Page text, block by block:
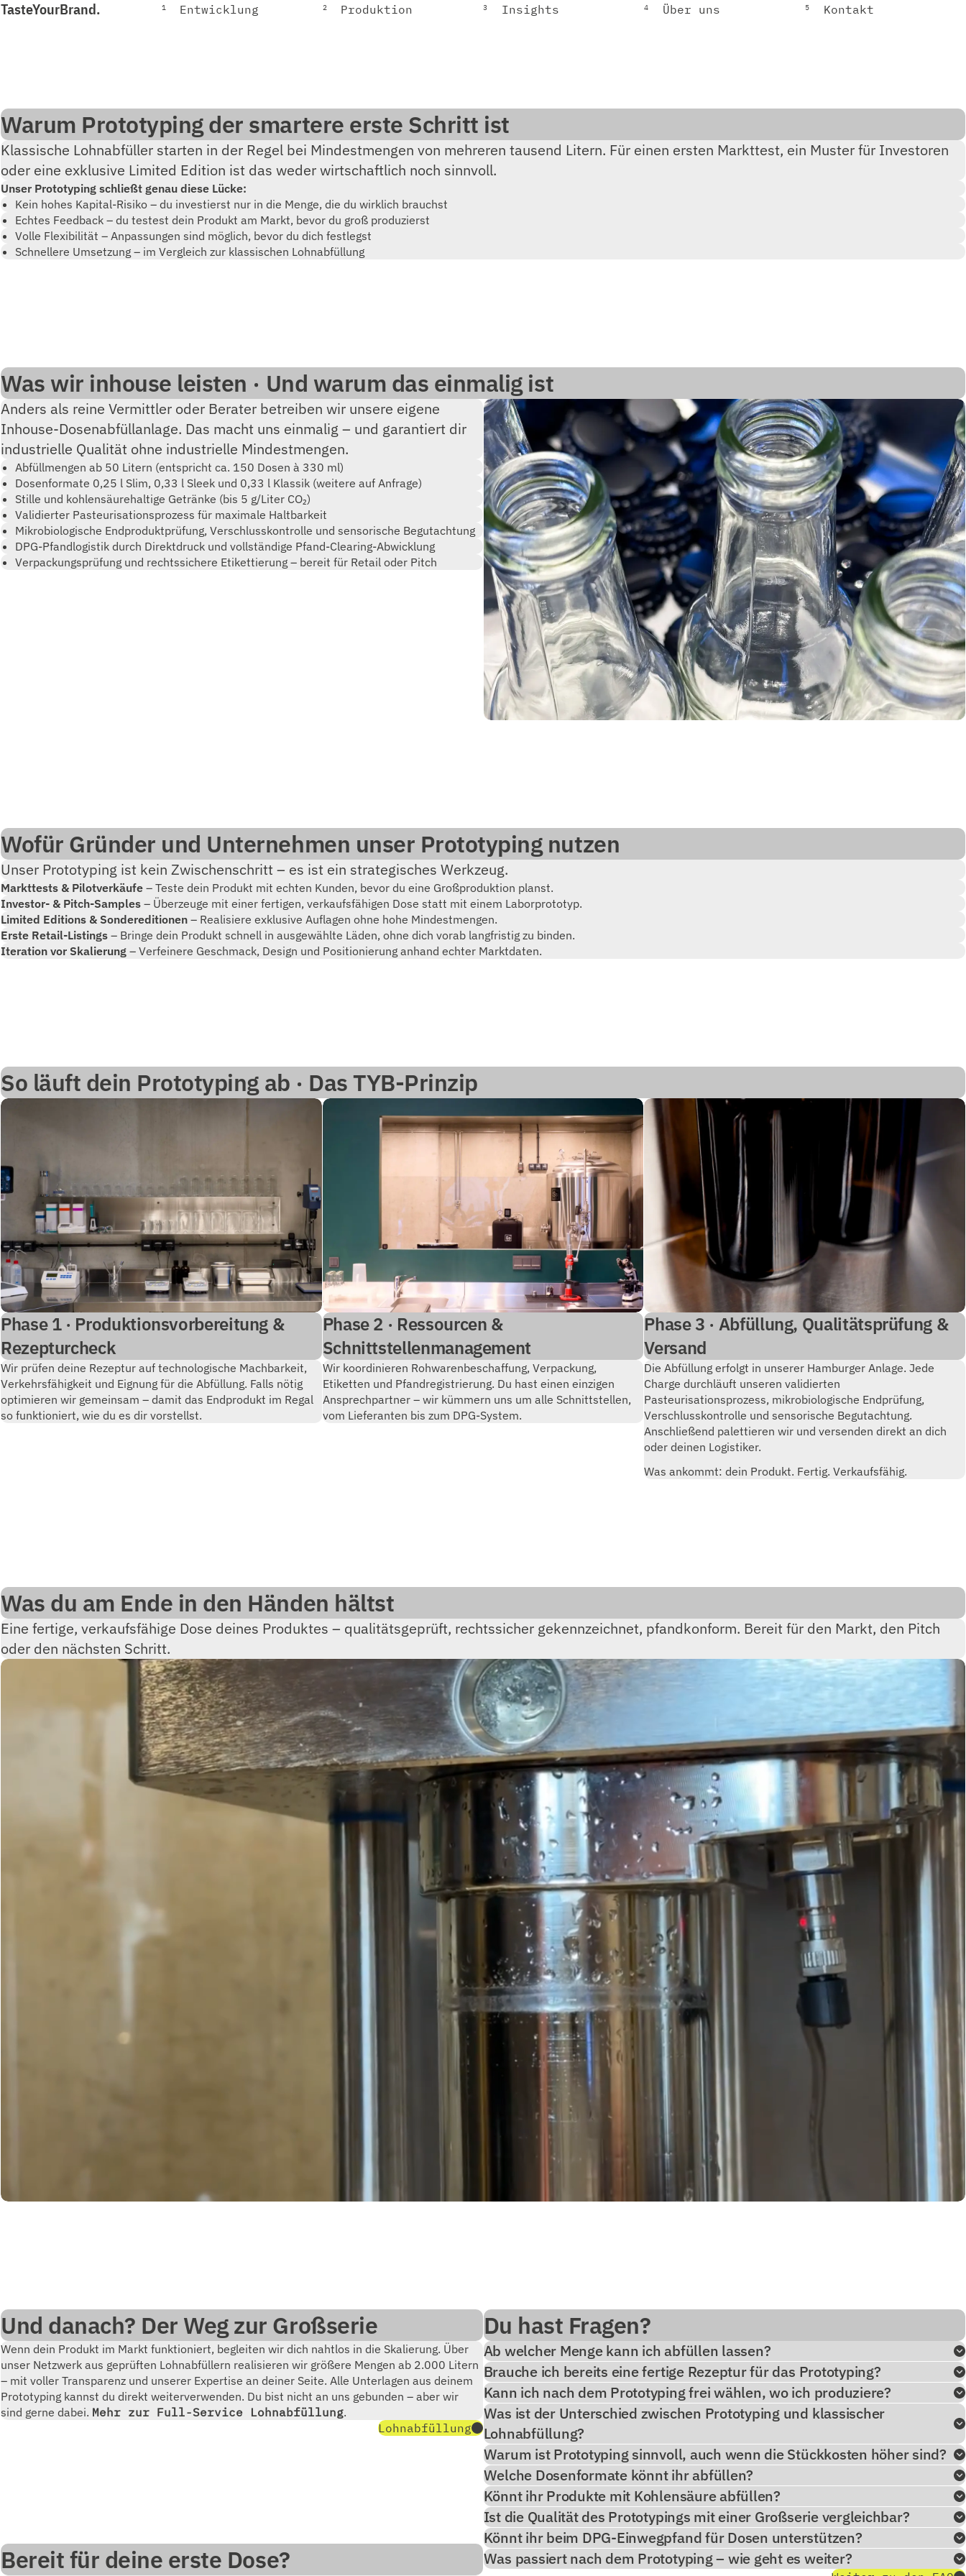
TasteYourBrand. 1 Entwicklung 2 Produktion 3 Insights 4 Über uns 5 Kontakt
Warum Prototyping der smartere erste Schritt ist
Klassische Lohnabfüller starten in der Regel bei Mindestmengen von mehreren tausend Litern. Für einen ersten Markttest, ein Muster für Investoren
oder eine exklusive Limited Edition ist das weder wirtschaftlich noch sinnvoll.
Unser Prototyping schließt genau diese Lücke:
Kein hohes Kapital-Risiko – du investierst nur in die Menge, die du wirklich brauchst
Echtes Feedback – du testest dein Produkt am Markt, bevor du groß produzierst
Volle Flexibilität – Anpassungen sind möglich, bevor du dich festlegst
Schnellere Umsetzung – im Vergleich zur klassischen Lohnabfüllung
Was wir inhouse leisten · Und warum das einmalig ist
Anders als reine Vermittler oder Berater betreiben wir unsere eigene
Inhouse-Dosenabfüllanlage. Das macht uns einmalig – und garantiert dir
industrielle Qualität ohne industrielle Mindestmengen.
Abfüllmengen ab 50 Litern (entspricht ca. 150 Dosen à 330 ml)
Dosenformate 0,25 l Slim, 0,33 l Sleek und 0,33 l Klassik (weitere auf Anfrage)
Stille und kohlensäurehaltige Getränke (bis 5 g/Liter CO₂)
Validierter Pasteurisationsprozess für maximale Haltbarkeit
Mikrobiologische Endproduktprüfung, Verschlusskontrolle und sensorische Begutachtung
DPG-Pfandlogistik durch Direktdruck und vollständige Pfand-Clearing-Abwicklung
Verpackungsprüfung und rechtssichere Etikettierung – bereit für Retail oder Pitch
Wofür Gründer und Unternehmen unser Prototyping nutzen
Unser Prototyping ist kein Zwischenschritt – es ist ein strategisches Werkzeug.
Markttests & Pilotverkäufe – Teste dein Produkt mit echten Kunden, bevor du eine Großproduktion planst.
Investor- & Pitch-Samples – Überzeuge mit einer fertigen, verkaufsfähigen Dose statt mit einem Laborprototyp.
Limited Editions & Sondereditionen – Realisiere exklusive Auflagen ohne hohe Mindestmengen.
Erste Retail-Listings – Bringe dein Produkt schnell in ausgewählte Läden, ohne dich vorab langfristig zu binden.
Iteration vor Skalierung – Verfeinere Geschmack, Design und Positionierung anhand echter Marktdaten.
So läuft dein Prototyping ab · Das TYB-Prinzip
Phase 1 · Produktionsvorbereitung &
Rezepturcheck
Wir prüfen deine Rezeptur auf technologische Machbarkeit,
Verkehrsfähigkeit und Eignung für die Abfüllung. Falls nötig
optimieren wir gemeinsam – damit das Endprodukt im Regal
so funktioniert, wie du es dir vorstellst.
Phase 2 · Ressourcen &
Schnittstellenmanagement
Wir koordinieren Rohwarenbeschaffung, Verpackung,
Etiketten und Pfandregistrierung. Du hast einen einzigen
Ansprechpartner – wir kümmern uns um alle Schnittstellen,
vom Lieferanten bis zum DPG-System.
Phase 3 · Abfüllung, Qualitätsprüfung &
Versand
Die Abfüllung erfolgt in unserer Hamburger Anlage. Jede
Charge durchläuft unseren validierten
Pasteurisationsprozess, mikrobiologische Endprüfung,
Verschlusskontrolle und sensorische Begutachtung.
Anschließend palettieren wir und versenden direkt an dich
oder deinen Logistiker.
Was ankommt: dein Produkt. Fertig. Verkaufsfähig.
Was du am Ende in den Händen hältst
Eine fertige, verkaufsfähige Dose deines Produktes – qualitätsgeprüft, rechtssicher gekennzeichnet, pfandkonform. Bereit für den Markt, den Pitch
oder den nächsten Schritt.
Und danach? Der Weg zur Großserie
Wenn dein Produkt im Markt funktioniert, begleiten wir dich nahtlos in die Skalierung. Über
unser Netzwerk aus geprüften Lohnabfüllern realisieren wir größere Mengen ab 2.000 Litern
– mit voller Transparenz und unserer Expertise an deiner Seite. Alle Unterlagen aus deinem
Prototyping kannst du direkt weiterverwenden. Du bist nicht an uns gebunden – aber wir
sind gerne dabei. Mehr zur Full-Service Lohnabfüllung.
Lohnabfüllung
Bereit für deine erste Dose?
Du hast Fragen?
Ab welcher Menge kann ich abfüllen lassen?
Brauche ich bereits eine fertige Rezeptur für das Prototyping?
Kann ich nach dem Prototyping frei wählen, wo ich produziere?
Was ist der Unterschied zwischen Prototyping und klassischer
Lohnabfüllung?
Warum ist Prototyping sinnvoll, auch wenn die Stückkosten höher sind?
Welche Dosenformate könnt ihr abfüllen?
Könnt ihr Produkte mit Kohlensäure abfüllen?
Ist die Qualität des Prototypings mit einer Großserie vergleichbar?
Könnt ihr beim DPG-Einwegpfand für Dosen unterstützen?
Was passiert nach dem Prototyping – wie geht es weiter?